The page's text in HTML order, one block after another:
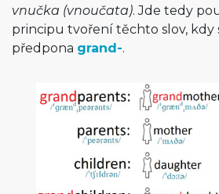
vnučka (vnoučata). Jde tedy
principu tvoření těchto slov, kdy
předpona grand-.